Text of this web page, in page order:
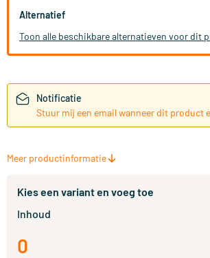
Alternatief
Toon alle beschikbare alternatieven voor dit
Notificatie
Stuur mij een email wanneer dit product
Meer productinformatie
Kies een variant en voeg toe
Inhoud
0